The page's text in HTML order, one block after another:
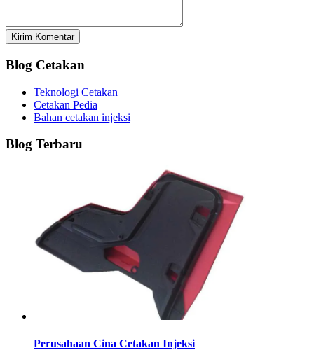
Kirim Komentar
Blog Cetakan
Teknologi Cetakan
Cetakan Pedia
Bahan cetakan injeksi
Blog Terbaru
Perusahaan Cina Cetakan Injeksi